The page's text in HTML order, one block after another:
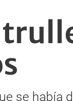
se había